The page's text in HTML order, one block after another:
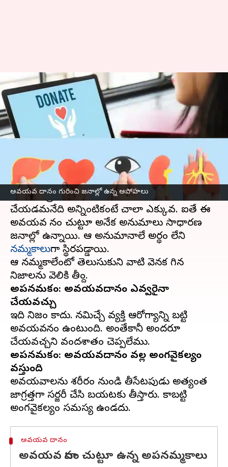
అవయవ దానం గురించి జనాల్లో ఉన్న అపోహలు
అవయన దానం గురించి జనాలు నమ్మే
ఈ నమ్మకాలను ఇప్పుడే
వదిలిపెట్టండి
వ్రాసిన వారు Sriram Pranateja Feb 23, 2023 10:33 am
ఈ వార్తాకథనం ఏంటి
అవయవ దానం అనేది అత్యంత పవిత్రమైనది. ఒక
మనిషిని బ్రతికించడానికి అవయవాలను దానం
చేయడమనేది అన్నింటికంటే చాలా ఎక్కువ. ఐతే ఈ
అవయవ దానం చుట్టూ అనేక అనుమాలు సాధారణ
జనాల్లో ఉన్నాయి. ఆ అనుమానాలే అర్థం లేని
నమ్మకాలుగా స్థిరపడ్డాయి.
ఆ నమ్మకాలేంటో తెలుసుకుని వాటి వెనక దాగిన
అపనమ్మకం: అవయవదానం ఎవ్వరైనా
చేయవచ్చు
ఇది నిజం కాదు. దానమిచ్చే వ్యక్తి ఆరోగ్యాన్ని బట్టి
అవయవదానం ఉంటుంది. అంతేకానీ అందరూ
అపనమ్మకం: అవయవదానం వల్ల అంగవైకల్యం
వస్తుంది
అవయవాలను శరీరం నుండి తీసేటపుడు అత్యంత
జాగ్రత్తగా సర్జరీ చేసి బయటకు తీస్తారు. కాబట్టి
అవయవ దానం
అవయవ దానం చుట్టూ ఉన్న అపనమ్మకాలు